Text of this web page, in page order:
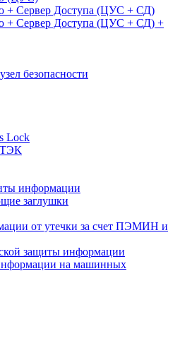
+ Сервер Доступа (ЦУС + СД)
+ Сервер Доступа (ЦУС + СД) +
безопасности
Lock
информации
заглушки
от утечки за счет ПЭМИН и
защиты информации
на машинных